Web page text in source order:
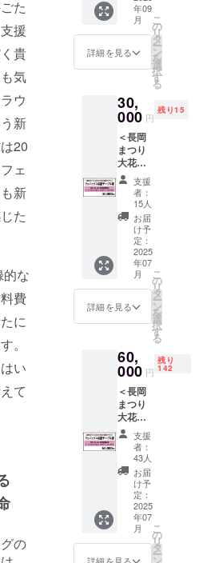
た
援
貴
気
ウ
新
20
ェ
新
た
的な
費
に
。
い
て
の
定日ま
でに返
送くだ
さい ９
貼り付
ける様
「復興
祈願花
火フェ
ニック
ス」の
動画を
配信し
ます
収
録時
間：10
分程度
信方
法：当
eチャン
ネルの
限定公
開動画
のURL
をお送
りしま
す。
【ご支
援いた
だく前
に必ず
ご確認
くださ
商品に
なりま
す。皆
様から
し上げ
ます。
ラータ
オルサ
イ
ズ ：
200×1,1
00 mm
ある老
舗「蔦
屋漆器
店」様
の漆塗
社の工
房が被
害にあ
われた
中、ご
協力い
ただき
まし
た。 花
火の柄
の入っ
た、黒
赤2本
セット
の夫婦
箸で
す。 ※
よって
被災地
援する
リター
ン品で
す。売
上を寄
付する
わけで
はござ
いませ
んので
ご了承
くださ
い。
年09
月
詳細を見る
こ
の
リ
タ
ー
ン
を
選
択
す
る
30,
000 円
残り15
＜長岡
まつり
大花火
大会
観覧チ
ケット
＞
●8/3（
日）
フェ
ニック
ス応援
テーブ
ル席●
※1名
のご要
望に応
じて追
加でご
用意し
ました
※2名様
分の
テーブ
ル席と
同時購
入の方
につい
ては席
を近く
にする
必要が
支援
者：
15人
お届
け予
定：
2025
年07
月
詳細を見る
こ
の
リ
タ
ー
ン
を
選
択
す
る
60,
000 円
残り
142
＜長岡
まつり
大花火
大会
観覧チ
ケット
＞
●8/3（
日）
フェ
ニック
ス応援
テーブ
ル席●
支援
者：
43人
お届
け予
定：
2025
年07
月
こ
の
リ
タ
ー